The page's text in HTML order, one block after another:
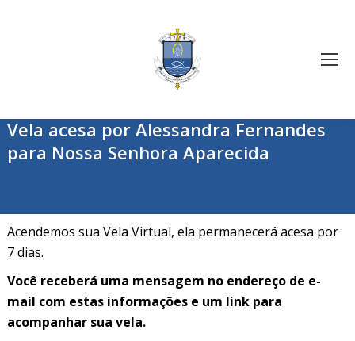
Vela acesa por Alessandra Fernandes
para Nossa Senhora Aparecida
Acendemos sua Vela Virtual, ela permanecerá acesa por
7 dias.
Você receberá uma mensagem no endereço de e-
mail com estas informações e um link para
acompanhar sua vela.